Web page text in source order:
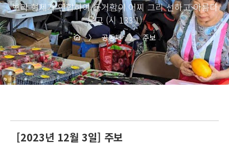
보라 형제가 연합하여 동거함이 어찌 그리 선하고 아름다
운고 (시 133:1)
〉 공동체 〉 주보
[2023년 12월 3일] 주보